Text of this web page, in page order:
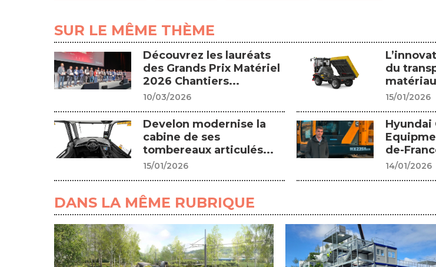
SUR LE MÊME THÈME
Découvrez les lauréats
des Grands Prix Matériel
2026 Chantiers...
10/03/2026
du
15/01/2026
Develon modernise la
cabine de ses
tombereaux articulés...
15/01/2026
Hyundai
de-
14/01/2026
DANS LA MÊME RUBRIQUE